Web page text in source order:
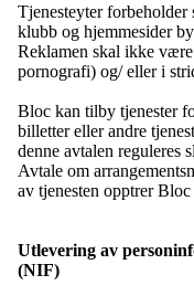
Tjenesteyter forbeholder
klubb og hjemmesider
Reklamen skal ikke være
pornografi) og/ eller i
Bloc kan tilby tjenester
billetter eller andre
denne avtalen reguleres
Avtale om
av tjenesten opptrer
Utlevering av
(NIF)